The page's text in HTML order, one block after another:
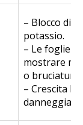
– Blocco di
potassio.
– Le foglie
mostrare
o bruciature.
– Crescita
danneggiate.